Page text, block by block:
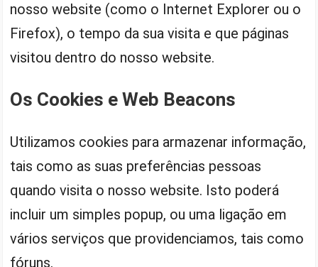
nosso website (como o Internet Explorer ou o
Firefox), o tempo da sua visita e que páginas
visitou dentro do nosso website.
Os Cookies e Web Beacons
Utilizamos cookies para armazenar informação,
tais como as suas preferências pessoas
quando visita o nosso website. Isto poderá
incluir um simples popup, ou uma ligação em
vários serviços que providenciamos, tais como
fóruns.